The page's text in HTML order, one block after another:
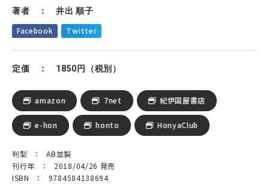
著者 ： 井出 順子
Facebook Twitter
定価 ： 1850円（税別）
amazon 7net 紀伊国屋書店
e-hon honto HonyaClub
判型 ： AB並製
刊行年 ： 2018/04/26 発売
ISBN ： 9784584138694